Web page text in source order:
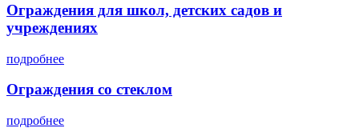
Ограждения для школ, детских садов и
учреждениях
подробнее
Ограждения со стеклом
подробнее